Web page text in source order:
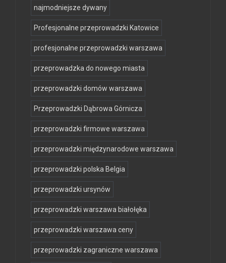
najmodniejsze dywany
Profesjonalne przeprowadzki Katowice
profesjonalne przeprowadzki warszawa
przeprowadzka do nowego miasta
przeprowadzki domów warszawa
Przeprowadzki Dąbrowa Górnicza
przeprowadzki firmowe warszawa
przeprowadzki międzynarodowe warszawa
przeprowadzki polska Belgia
przeprowadzki ursynów
przeprowadzki warszawa białołęka
przeprowadzki warszawa ceny
przeprowadzki zagraniczne warszawa